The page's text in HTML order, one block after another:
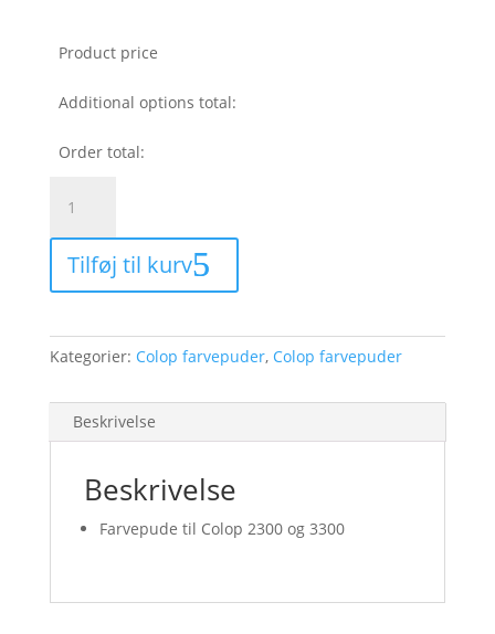
Product price
Additional options total:
Order total:
2300/3300
farvepude
blå
Tilføj til kurv
Kategorier: Colop farvepuder, Colop farvepuder
Beskrivelse
Beskrivelse
Farvepude til Colop 2300 og 3300